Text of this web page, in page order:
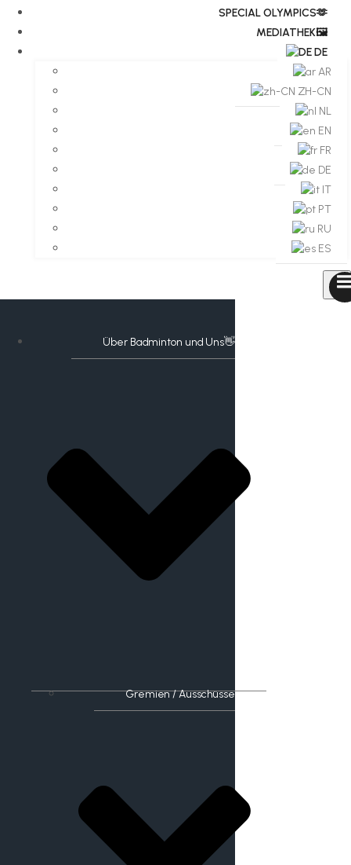
​​SPECIAL OLYMPICS🫶
MEDIATHEK🖼️​
DE
AR
ZH-CN
NL
EN
FR
DE
IT
PT
RU
ES
Über Badminton und Uns👋
Gremien / Ausschüsse